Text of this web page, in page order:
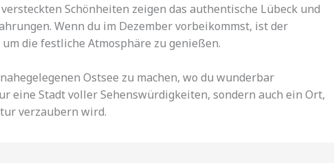
Schönheiten zeigen das authentische Lübeck und
Wenn du im Dezember vorbeikommst, ist der
die festliche Atmosphäre zu genießen.
Ostsee zu machen, wo du wunderbar
eine Stadt voller Sehenswürdigkeiten, sondern auch ein Ort,
verzaubern wird.